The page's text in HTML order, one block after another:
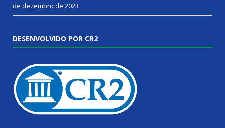
de dezembro de 2023
DESENVOLVIDO POR CR2